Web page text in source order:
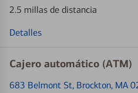
2.5 millas de distancia
Detalles
Cajero automático (ATM)
683 Belmont St, Brockton, MA